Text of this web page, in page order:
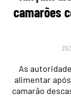
camarões
As
alimentar
camarão